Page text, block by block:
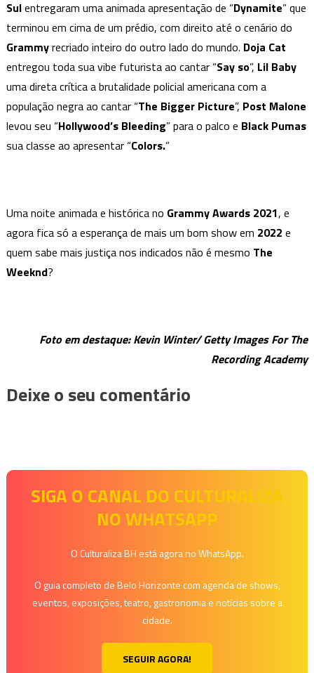
Sulentregaram uma animada apresentação de “Dynamite” que
terminou em cima de um prédio, com direito até o cenário do
Grammyrecriado inteiro do outro lado do mundo. Doja Cat
entregou toda sua vibe futurista ao cantar “Say so”, Lil Baby
uma direta crítica a brutalidade policial americana com a
população negra ao cantar “The Bigger Picture”, Post Malone
levou seu “Hollywood’s Bleeding” para o palco e Black Pumas
sua classe ao apresentar “Colors.”
Uma noite animada e histórica no Grammy Awards 2021, e
agora fica só a esperança de mais um bom show em 2022 e
quem sabe mais justiça nos indicados não é mesmo The
Weeknd?
Foto em destaque: Kevin Winter/ Getty Images For The
Recording Academy
Deixe o seu comentário
SIGA O CANAL DO CULTURALIZA
NO WHATSAPP
O Culturaliza BH está agora no WhatsApp.
O guia completo de Belo Horizonte com agenda de shows,
eventos, exposições, teatro, gastronomia e notícias sobre a
cidade.
SEGUIR AGORA!